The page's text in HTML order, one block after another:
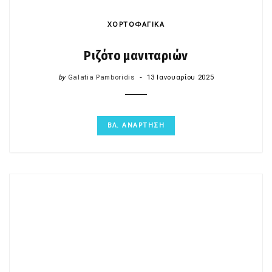
ΧΟΡΤΟΦΑΓΙΚΑ
Ριζότο μανιταριών
by Galatia Pamboridis 13 Ιανουαρίου 2025
ΒΛ. ΑΝΑΡΤΗΣΗ